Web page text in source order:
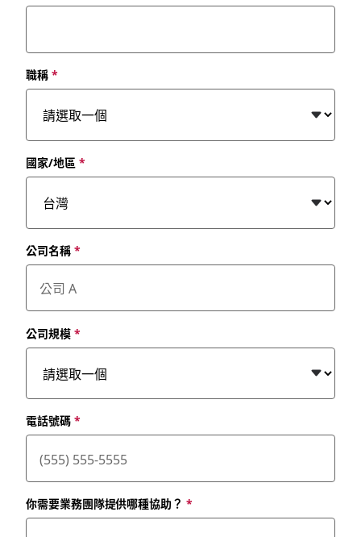
職稱*
國家/地區 *
公司名稱*
公司規模*
電話號碼*
你需要業務團隊提供哪種協助？ *